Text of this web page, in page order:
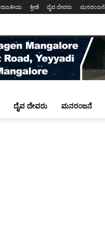
ರಾಜಕೀಯ ಕ್ರೀಡೆ ದೈವ ದೇವರು ಮನರಂಜನೆ
ದೈವ ದೇವರು ಮನರಂಜನೆ